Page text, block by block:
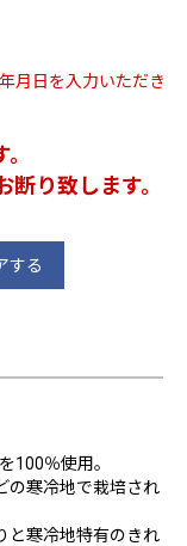
月日を入力いただき
り致します。
する
100％使用。
の寒冷地で栽培され
と寒冷地特有のきれ